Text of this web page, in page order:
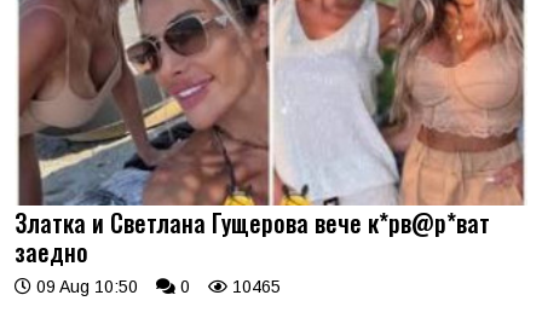
Златка и Светлана Гущерова вече к*рв@р*ват
заедно
09 Aug 10:50 0 10465